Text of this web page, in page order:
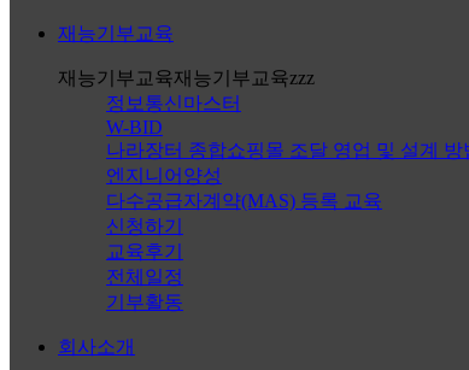
재능기부교육
재능기부교육재능기부교육zzz
정보통신마스터
W-BID
나라장터 종합쇼핑몰 조달 영업 및 설계 방
엔지니어양성
다수공급자계약(MAS) 등록 교육
신청하기
교육후기
전체일정
기부활동
회사소개